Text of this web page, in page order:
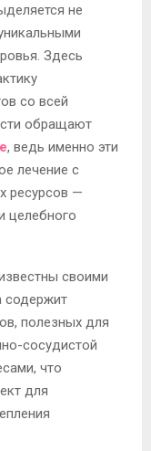
не
Здесь
со всей
обращают
, ведь именно эти
лечение с
ресурсов —
целебного
своими
содержит
полезных для
сосудистой
что
для